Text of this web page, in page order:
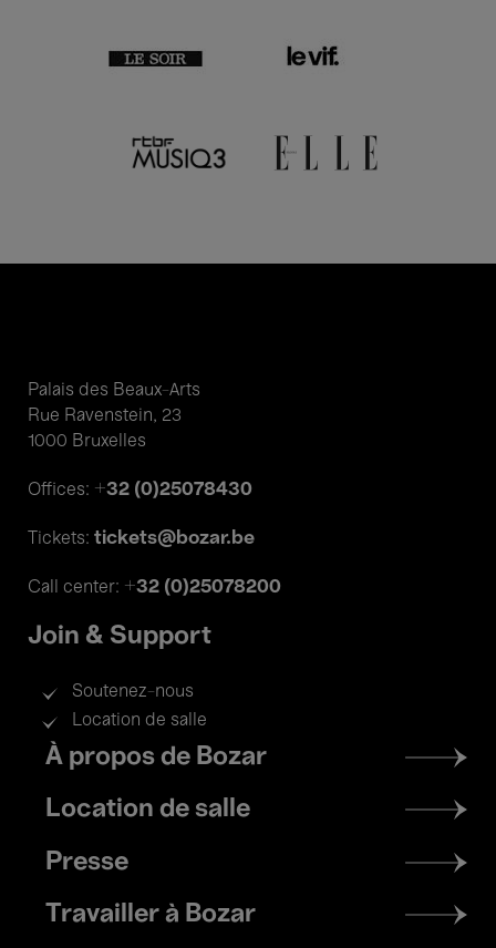
Palais des Beaux-Arts
Rue Ravenstein, 23
1000 Bruxelles
Offices: +32 (0)25078430
Tickets: tickets@bozar.be
Call center: +32 (0)25078200
Join & Support
Soutenez-nous
Location de salle
Footer
menu
À propos de Bozar
Location de salle
Presse
Travailler à Bozar